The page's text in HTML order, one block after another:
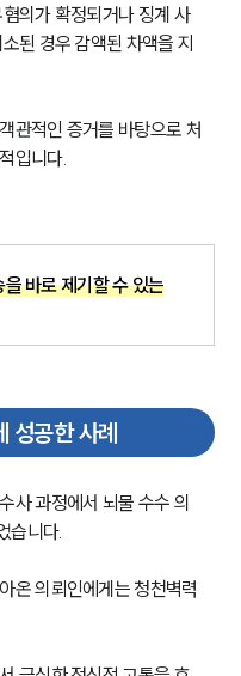
의가 확정되거나 징계 사
된 경우 감액된 차액을 지
관적인 증거를 바탕으로 처
입니다.
바로 제기할 수 있는
성공한 사례
사 과정에서 뇌물 수수 의
습니다.
온 의뢰인에게는 청천벽력